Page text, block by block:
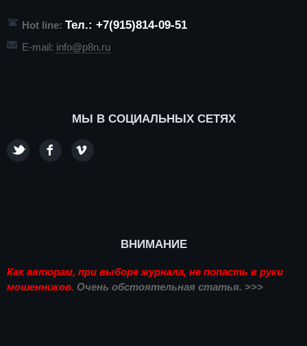
Hot line: Тел.: +7(915)814-09-51
E-mail: info@p8n.ru
МЫ В СОЦИАЛЬНЫХ СЕТЯХ
ВНИМАНИЕ
Как авторам, при выборе журнала, не попасть в руки
мошенников. Очень обстоятельная статья. >>>